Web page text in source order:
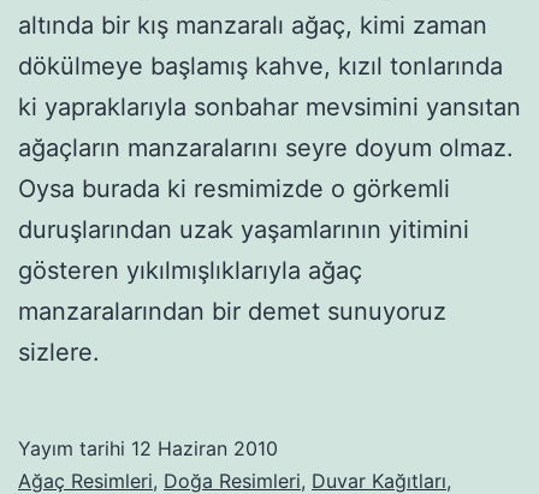
altında bir kış manzaralı ağaç, kimi zaman
dökülmeye başlamış kahve, kızıl tonlarında
ki yapraklarıyla sonbahar mevsimini yansıtan
ağaçların manzaralarını seyre doyum olmaz.
Oysa burada ki resmimizde o görkemli
duruşlarından uzak yaşamlarının yitimini
gösteren yıkılmışlıklarıyla ağaç
manzaralarından bir demet sunuyoruz
sizlere.
Yayım tarihi 12 Haziran 2010
Ağaç Resimleri, Doğa Resimleri, Duvar Kağıtları,